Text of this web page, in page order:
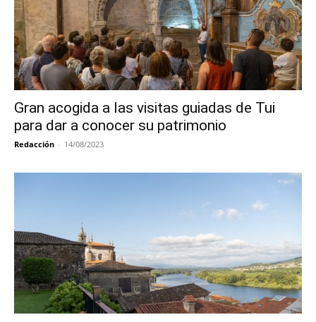
Gran acogida a las visitas guiadas de Tui
para dar a conocer su patrimonio
Redacción - 14/08/2023